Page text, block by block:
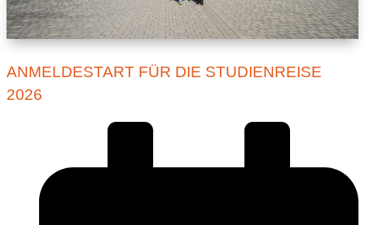
ANMELDESTART FÜR DIE STUDIENREISE
2026